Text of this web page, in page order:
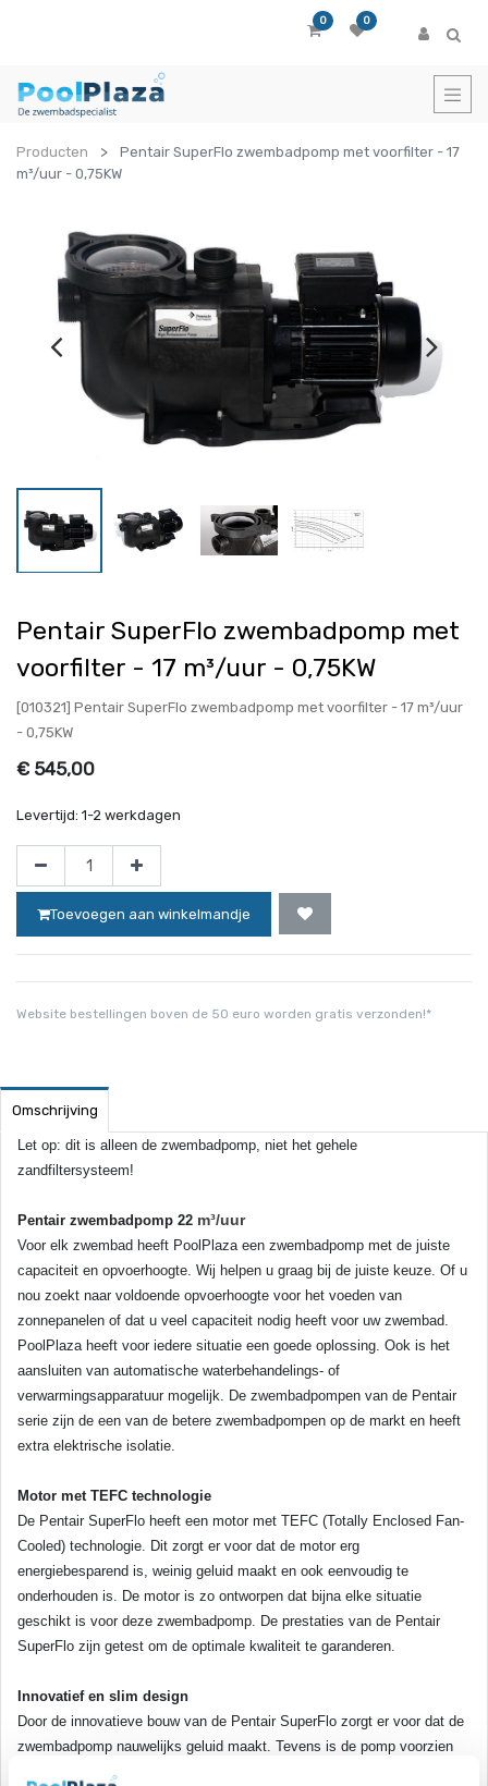
0 0
Producten
Pentair SuperFlo zwembadpomp met voorfilter - 17
m³/uur - 0,75KW
Pentair SuperFlo zwembadpomp met
voorfilter - 17 m³/uur - 0,75KW
[010321] Pentair SuperFlo zwembadpomp met voorfilter - 17 m³/uur
- 0,75KW
€ 545,00
Levertijd: 1-2 werkdagen
Toevoegen aan winkelmandje
Website bestellingen boven de 50 euro worden gratis verzonden!*
Omschrijving
Let op: dit is alleen de zwembadpomp, niet het gehele
zandfiltersysteem!
Pentair zwembadpomp 22 m³/uur
Voor elk zwembad heeft PoolPlaza een zwembadpomp met de juiste
capaciteit en opvoerhoogte. Wij helpen u graag bij de juiste keuze. Of u
nou zoekt naar voldoende opvoerhoogte voor het voeden van
zonnepanelen of dat u veel capaciteit nodig heeft voor uw zwembad.
PoolPlaza heeft voor iedere situatie een goede oplossing. Ook is het
aansluiten van automatische waterbehandelings- of
verwarmingsapparatuur mogelijk. De zwembadpompen van de Pentair
serie zijn de een van de betere zwembadpompen op de markt en heeft
extra elektrische isolatie.
Motor met TEFC technologie
De Pentair SuperFlo heeft een motor met TEFC (Totally Enclosed Fan-
Cooled) technologie. Dit zorgt er voor dat de motor erg
energiebesparend is, weinig geluid maakt en ook eenvoudig te
onderhouden is. De motor is zo ontworpen dat bijna elke situatie
geschikt is voor deze zwembadpomp. De prestaties van de Pentair
SuperFlo zijn getest om de optimale kwaliteit te garanderen.
Innovatief en slim design
Door de innovatieve bouw van de Pentair SuperFlo zorgt er voor dat de
zwembadpomp nauwelijks geluid maakt. Tevens is de pomp voorzien